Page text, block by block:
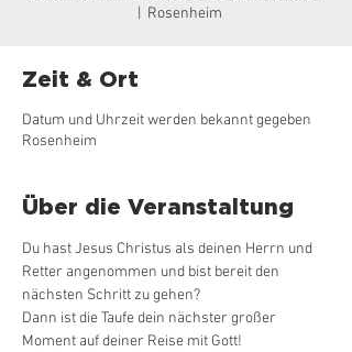
Rosenheim
Zeit & Ort
Datum und Uhrzeit werden bekannt gegeben
Rosenheim
Über die Veranstaltung
Du hast Jesus Christus als deinen Herrn und
Retter angenommen und bist bereit den
nächsten Schritt zu gehen?
Dann ist die Taufe dein nächster großer
Moment auf deiner Reise mit Gott!